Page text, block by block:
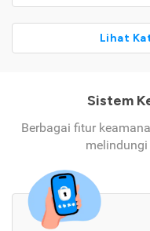
Lihat
Sistem
Berbagai fitur